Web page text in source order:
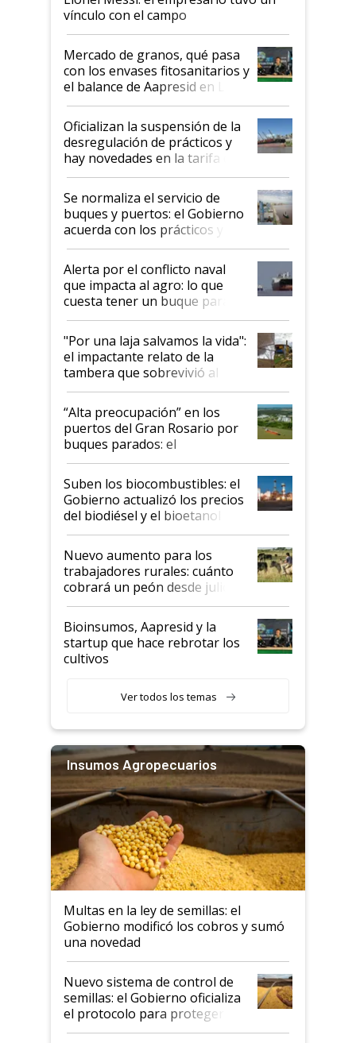
vínculo con el campo
Mercado de granos, qué pasa
con los envases fitosanitarios y
el balance de Aapresid en La
Posta
Oficializan la suspensión de la
desregulación de prácticos y
hay novedades en la tarifa de
la hidrovía
Se normaliza el servicio de
buques y puertos: el Gobierno
acuerda con los prácticos y
suspende el decreto de
desregulación
Alerta por el conflicto naval
que impacta al agro: lo que
cuesta tener un buque parado
y el peligro de que Argentina
pase a ser "país sucio"
"Por una laja salvamos la vida":
el impactante relato de la
tambera que sobrevivió al
tornado
“Alta preocupación” en los
puertos del Gran Rosario por
buques parados: el
funcionamiento de las
exportadoras en tensión tras
la medida de fuerza de los
prácticos
Suben los biocombustibles: el
Gobierno actualizó los precios
del biodiésel y el bioetanol
Nuevo aumento para los
trabajadores rurales: cuánto
cobrará un peón desde julio
Bioinsumos, Aapresid y la
startup que hace rebrotar los
cultivos
Ver todos los temas
Insumos Agropecuarios
Multas en la ley de semillas: el
Gobierno modificó los cobros y sumó
una novedad
Nuevo sistema de control de
semillas: el Gobierno oficializa
el protocolo para proteger la
propiedad intelectual